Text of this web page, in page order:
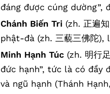
đáng được cúng dường”,
Chánh Biến Tri (zh. 正遍
phật-đà (zh. 三藐三佛陀
Minh Hạnh Túc (zh. 明行
đức hạnh”, tức là có đầy
và ngũ hạnh (Thánh